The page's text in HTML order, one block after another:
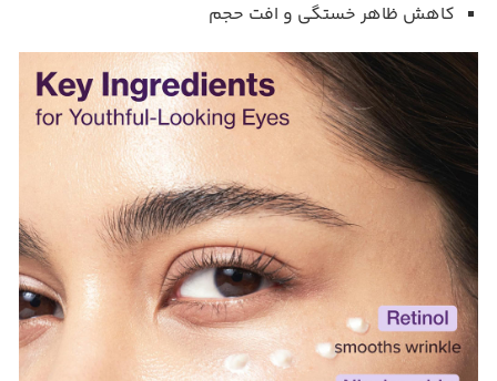
کاهش ظاهر خستگی و افت حجم